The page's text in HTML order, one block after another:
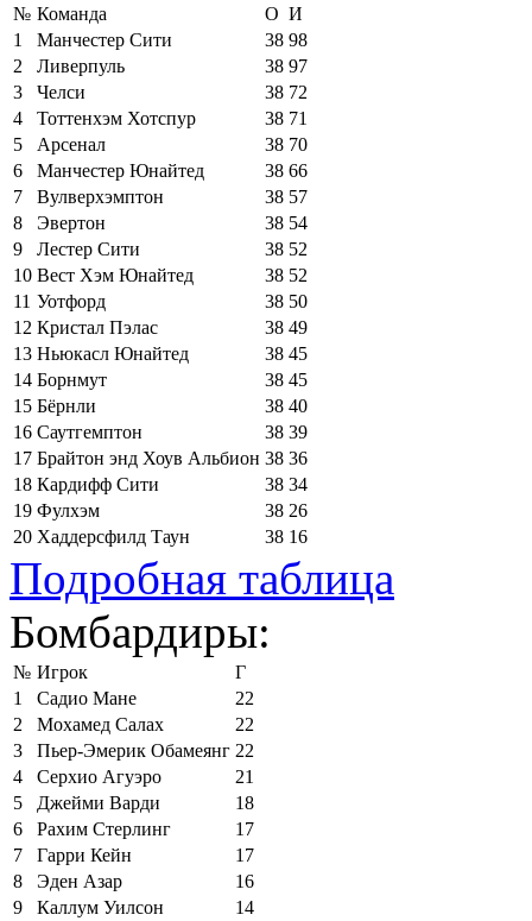
№ Команда О И
1
Манчестер Сити 38 98
2
Ливерпуль 38 97
3
Челси 38 72
4
Тоттенхэм Хотспур 38 71
5
Арсенал 38 70
6
Манчестер Юнайтед 38 66
7
Вулверхэмптон 38 57
8
Эвертон 38 54
9
Лестер Сити 38 52
10 Вест Хэм Юнайтед 38 52
11 Уотфорд 38 50
12 Кристал Пэлас 38 49
13 Ньюкасл Юнайтед 38 45
14 Борнмут 38 45
15 Бёрнли 38 40
16 Саутгемптон 38 39
17 Брайтон энд Хоув Альбион 38 36
18 Кардифф Сити 38 34
19 Фулхэм 38 26
20 Хаддерсфилд Таун 38 16
Подробная таблица
Бомбардиры:
№ Игрок
Г
1
Садио Мане
22
2
Мохамед Салах
22
3
Пьер-Эмерик Обамеянг 22
4
Серхио Агуэро
21
5
Джейми Варди
18
6
Рахим Стерлинг
17
7
Гарри Кейн
17
8
Эден Азар
16
9
Каллум Уилсон
14